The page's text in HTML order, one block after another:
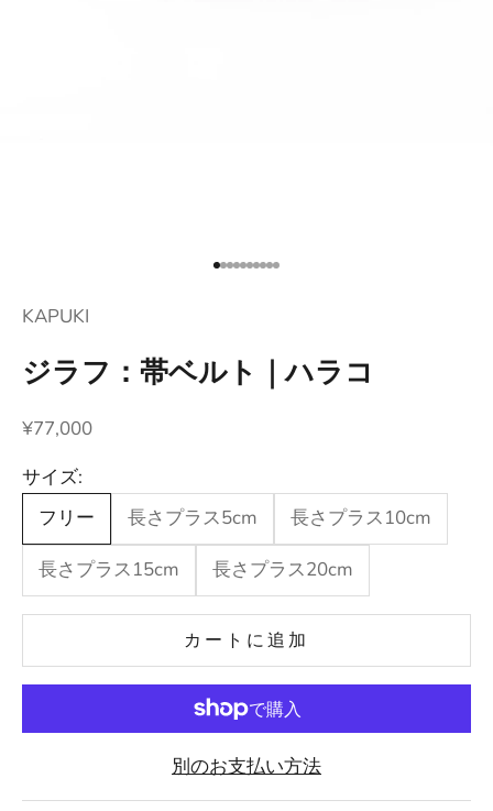
項目に移動する 1
項目に移動する 2
項目に移動する 3
項目に移動する 4
項目に移動する 5
項目に移動する 6
項目に移動する 7
項目に移動する 8
項目に移動する 9
項目に移動する 10
KAPUKI
ジラフ：帯ベルト｜ハラコ
セール価格
¥77,000
サイズ:
フリー
長さプラス5cm 長さプラス10cm
長さプラス15cm 長さプラス20cm
カートに追加
別のお支払い方法